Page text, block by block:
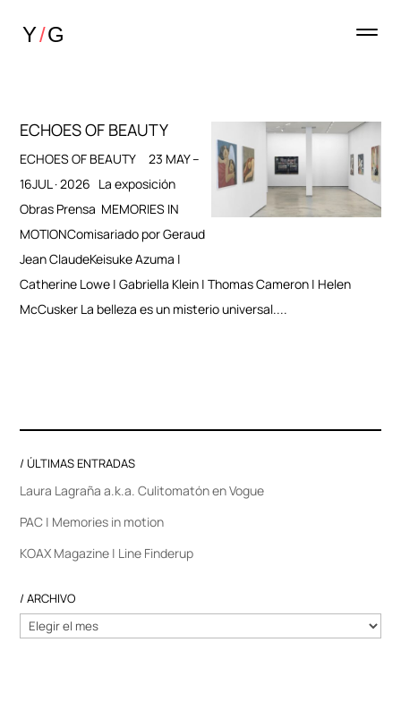
ECHOES OF BEAUTY
ECHOES OF BEAUTY 23 MAY –
16JUL · 2026 La exposición
Obras Prensa MEMORIES IN
MOTIONComisariado por Geraud
Jean ClaudeKeisuke Azuma |
Catherine Lowe | Gabriella Klein | Thomas Cameron | Helen
McCusker La belleza es un misterio universal....
/ ÚLTIMAS ENTRADAS
Laura Lagraña a.k.a. Culitomatón en Vogue
PAC | Memories in motion
KOAX Magazine | Line Finderup
/ ARCHIVO